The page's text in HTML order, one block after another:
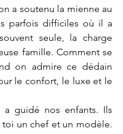
a soutenu la mienne au
parfois difficiles où il a
seule, la charge
famille. Comment se
on admire ce dédain
le confort, le luxe et le
a guidé nos enfants. Ils
un chef et un modèle.